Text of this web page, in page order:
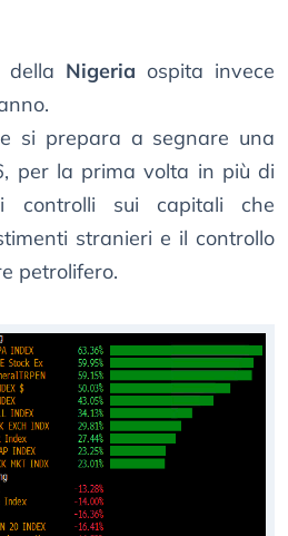
della Nigeria ospita invece
si prepara a segnare una
per la prima volta in più di
i controlli sui capitali che
stranieri e il controllo
petrolifero.